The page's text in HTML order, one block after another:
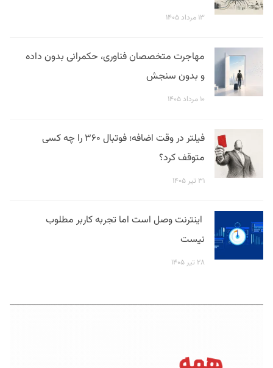
۱۳ مرداد ۱۴۰۵
مهاجرت متخصصان فناوری، حکمرانی بدون داده
و بدون سنجش
۱۰ مرداد ۱۴۰۵
فیلتر در وقت اضافه؛ فوتبال ۳۶۰ را چه کسی
متوقف کرد؟
۳۱ تیر ۱۴۰۵
اینترنت وصل است اما تجربه کاربر مطلوب
نیست
۲۸ تیر ۱۴۰۵